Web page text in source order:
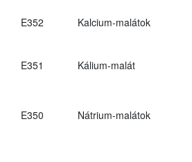
E352 Kalcium-malátok
E351 Kálium-malát
E350 Nátrium-malátok